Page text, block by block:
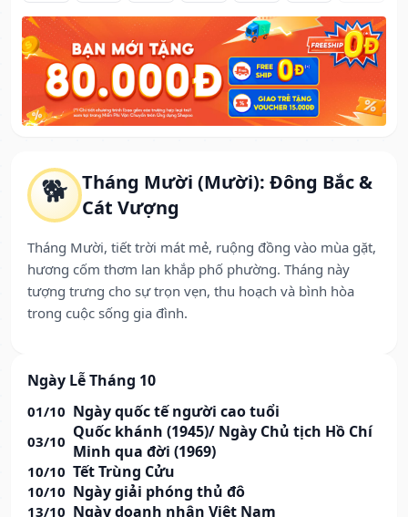
🐕 Tháng Mười (Mười): Đông Bắc &
Cát Vượng
Tháng Mười, tiết trời mát mẻ, ruộng đồng vào mùa gặt,
hương cốm thơm lan khắp phố phường. Tháng này
tượng trưng cho sự trọn vẹn, thu hoạch và bình hòa
trong cuộc sống gia đình.
Ngày Lễ Tháng 10
01/10 Ngày quốc tế người cao tuổi
03/10 Quốc khánh (1945)/ Ngày Chủ tịch Hồ Chí
Minh qua đời (1969)
10/10 Tết Trùng Cửu
10/10 Ngày giải phóng thủ đô
13/10 Ngày doanh nhân Việt Nam